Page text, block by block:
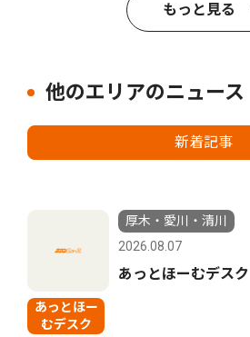
もっと見る
他のエリアのニュース
新着記事
あっとほー
むデスク
厚木・愛川・清川
2026.08.07
あっとほーむデスク